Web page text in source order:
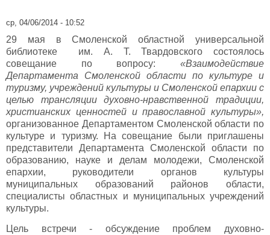
ср, 04/06/2014 - 10:52
29 мая в Смоленской областной универсальной
библиотеке им. А. Т. Твардовского состоялось
совещание по вопросу: «Взаимодействие
Департамента Смоленской области по культуре и
туризму, учреждений культуры и Смоленской епархии с
целью трансляции духовно-нравственной традиции,
христианских ценностей и православной культуры»,
организованное Департаментом Смоленской области по
культуре и туризму. На совещание были приглашены
представители Департамента Смоленской области по
образованию, науке и делам молодежи, Смоленской
епархии, руководители органов культуры
муниципальных образований районов области,
специалисты областных и муниципальных учреждений
культуры.
Цель встречи - обсуждение проблем духовно-